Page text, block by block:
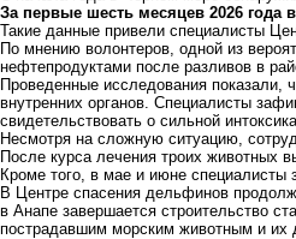
За первые шесть месяцев 2026 года
Такие данные привели специалисты
По мнению волонтеров, одной из
нефтепродуктами после разливов в
Проведенные исследования показали,
внутренних органов. Специалисты
свидетельствовать о сильной
Несмотря на сложную ситуацию,
После курса лечения троих животных
Кроме того, в мае и июне специалисты
В Центре спасения дельфинов
в Анапе завершается строительство
пострадавшим морским животным и их